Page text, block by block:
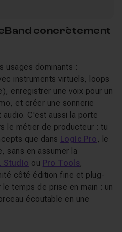
concrètement
usages dominants :
instruments virtuels, loops
enregistrer une voix pour un
et créer une sonnerie
C'est aussi la porte
le métier de producteur : tu
que dans Logic Pro , le
sans en assumer la
Studio ou Pro Tools,
côté édition fine et plug-
temps de prise en main : un
écoutable en une